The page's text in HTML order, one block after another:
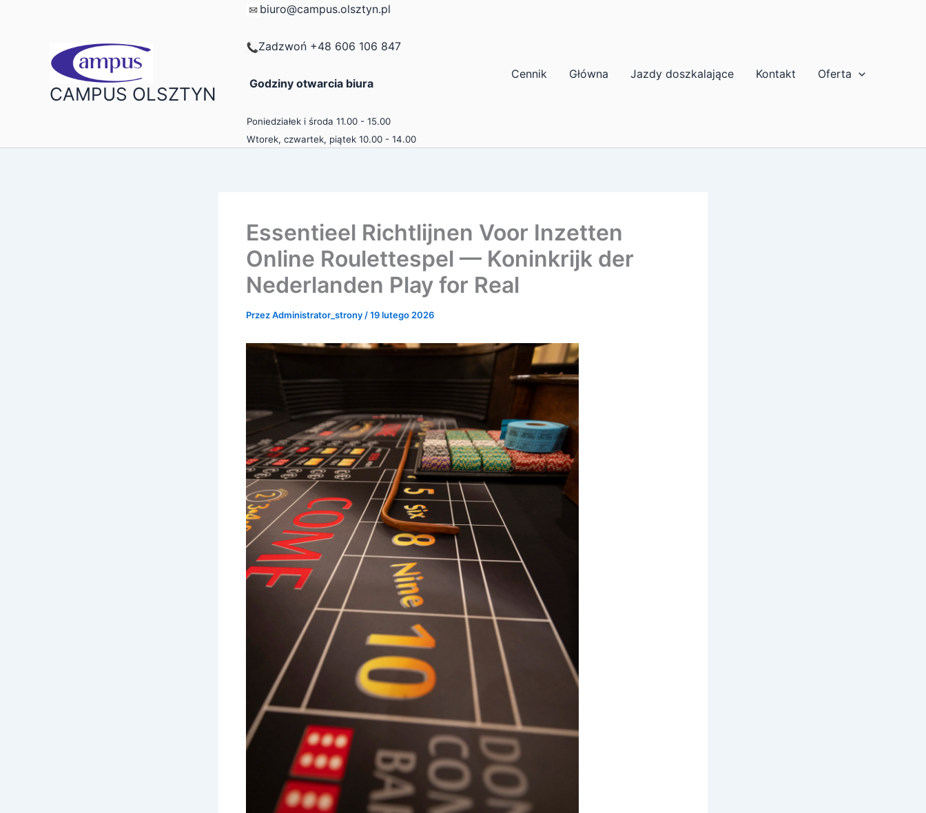
CAMPUS OLSZTYN
biuro@campus.olsztyn.pl
Zadzwoń +48 606 106 847
Godziny otwarcia biura
Poniedziałek i środa 11.00 - 15.00
Wtorek, czwartek, piątek 10.00 - 14.00
Cennik Główna Jazdy doszkalające Kontakt Oferta
Essentieel Richtlijnen Voor Inzetten
Online Roulettespel — Koninkrijk der
Nederlanden Play for Real
PrzezAdministrator_strony /19 lutego 2026